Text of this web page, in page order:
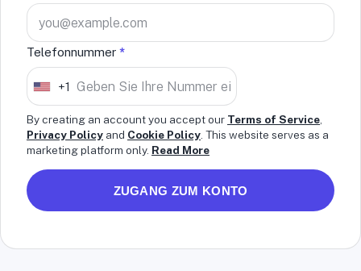
Telefonnummer *
U
i
t
+1
By creating an account you accept our Terms of Service
Privacy Policy and Cookie Policy . This website serves as a
marketing platform only. Read More
ZUGANG ZUM KONTO